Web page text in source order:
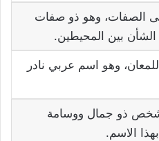
الصفات، وهو ذو صفات
الشأن بين المحيطين.
وهو اسم عربي نادر
شخص ذو جمال ووسامة
الاسم.